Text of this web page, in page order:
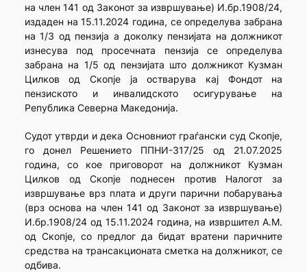
на член 141 од Законот за извршување) И.бр.1908/24,
издаден на 15.11.2024 година, се определува забрана
на 1/3 од пензија а доколку пензијата на должникот
изнесува под просечната пензија се определува
забрана на 1/5 од пензијата што должникот Кузман
Цилков од Скопје ја остварува кај Фондот на
пензиското и инвалидското осигурување на
Република Северна Македонија.
Судот утврди и дека Основниот граѓански суд Скопје,
го донел Решението ППНИ-317/25 од 21.07.2025
година, со кое приговорот на должникот Кузман
Цилков од Скопје поднесен против Налогот за
извршување врз плата и други парични побарувања
(врз основа на член 141 од Законот за извршување)
И.бр.1908/24 од 15.11.2024 година, на извршител А.М.
од Скопје, со предлог да бидат вратени паричните
средства на трансакционата сметка на должникот, се
одбива.